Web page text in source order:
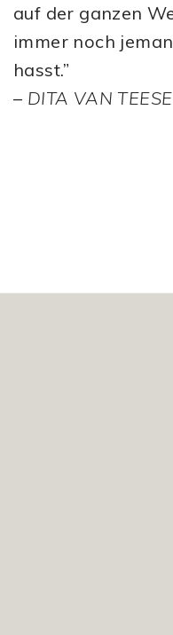
auf der ganzen
immer noch
hasst.”
– DITA VAN TEESE